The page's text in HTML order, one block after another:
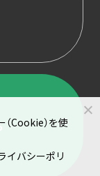
Cookie）を使
イバシーポリ